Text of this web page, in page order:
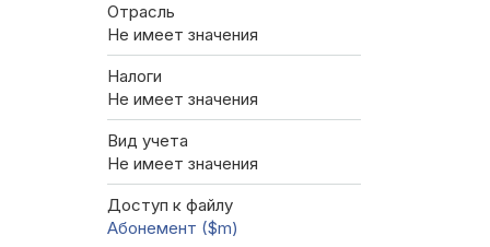
Отрасль
Не имеет значения
Налоги
Не имеет значения
Вид учета
Не имеет значения
Доступ к файлу
Абонемент ($m)